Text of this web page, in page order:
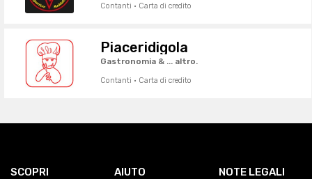
Contanti · Carta di credito
Piaceridigola
Gastronomia & ... altro.
Contanti · Carta di credito
SCOPRI AIUTO NOTE LEGALI